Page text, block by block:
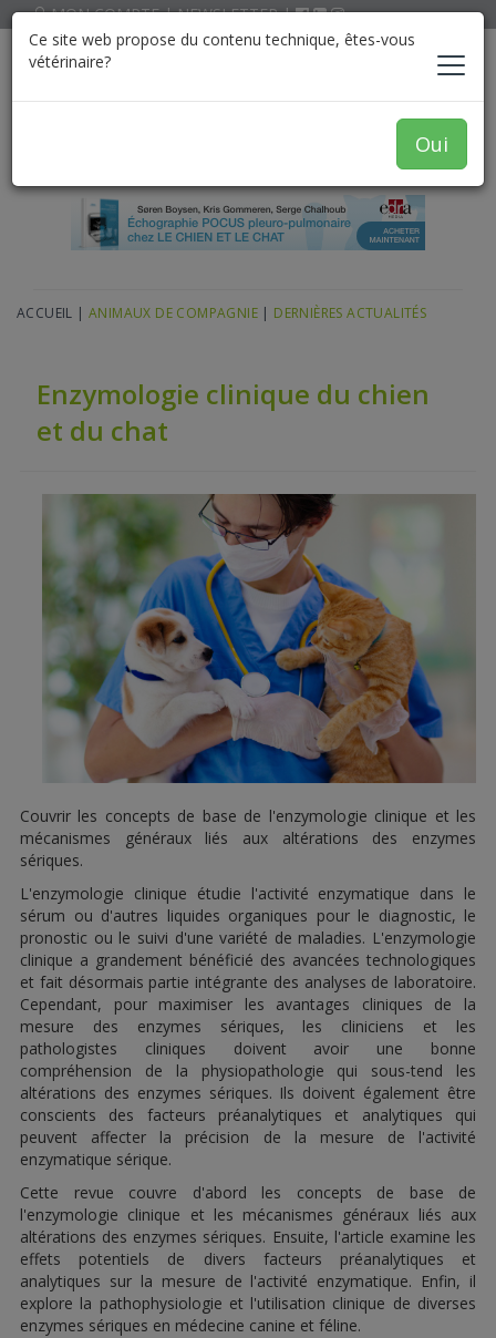
MON COMPTE|NEWSLETTER|
ACCUEIL |ANIMAUX DE COMPAGNIE | DERNIÈRES ACTUALITÉS
Enzymologie clinique du chien
et du chat
Couvrir les concepts de base de l'enzymologie clinique et les
mécanismes généraux liés aux altérations des enzymes
sériques.
L'enzymologie clinique étudie l'activité enzymatique dans le
sérum ou d'autres liquides organiques pour le diagnostic, le
pronostic ou le suivi d'une variété de maladies. L'enzymologie
clinique a grandement bénéficié des avancées technologiques
et fait désormais partie intégrante des analyses de laboratoire.
Cependant, pour maximiser les avantages cliniques de la
mesure des enzymes sériques, les cliniciens et les
pathologistes cliniques doivent avoir une bonne
compréhension de la physiopathologie qui sous-tend les
altérations des enzymes sériques. Ils doivent également être
conscients des facteurs préanalytiques et analytiques qui
peuvent affecter la précision de la mesure de l'activité
enzymatique sérique.
Cette revue couvre d'abord les concepts de base de
l'enzymologie clinique et les mécanismes généraux liés aux
altérations des enzymes sériques. Ensuite, l'article examine les
effets potentiels de divers facteurs préanalytiques et
analytiques sur la mesure de l'activité enzymatique. Enfin, il
explore la pathophysiologie et l'utilisation clinique de diverses
enzymes sériques en médecine canine et féline.
Ce site web propose du contenu technique, êtes-vous
vétérinaire?
Oui